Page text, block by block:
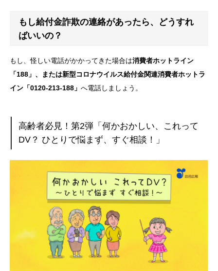
もし給付金詐欺の連絡があったら、どうすれ
ばいいの？
もし、怪しい電話がかかってきた場合は消費者ホットライン
「188」、または新型コロナウイルス給付金関連消費者ホットラ
イン「0120-213-188」 へ電話しましょう。
高齢者必見！第2弾「何かおかしい、これって
DV？ ひとりで悩まず、すぐ相談！」